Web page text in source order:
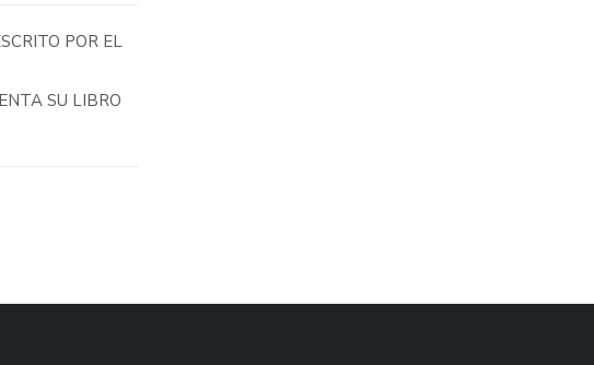
POR EL
SU LIBRO